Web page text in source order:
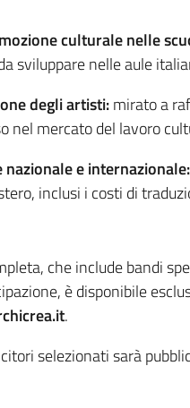
culturale nelle
sviluppare nelle aule
degli artisti:mirato a
nel mercato del lavoro
e internazionale:
inclusi i costi di
che include bandi
è disponibile
.
selezionati sarà